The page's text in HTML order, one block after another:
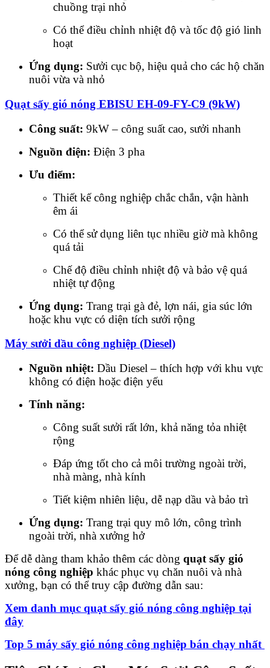
chuồng trại nhỏ
Có thể điều chỉnh nhiệt độ và tốc độ gió linh
hoạt
Ứng dụng: Sưởi cục bộ, hiệu quả cho các hộ chăn
nuôi vừa và nhỏ
Quạt sấy gió nóng EBISU EH-09-FY-C9 (9kW)
Công suất: 9kW – công suất cao, sưởi nhanh
Nguồn điện: Điện 3 pha
Ưu điểm:
Thiết kế công nghiệp chắc chắn, vận hành
êm ái
Có thể sử dụng liên tục nhiều giờ mà không
quá tải
Chế độ điều chỉnh nhiệt độ và bảo vệ quá
nhiệt tự động
Ứng dụng: Trang trại gà đẻ, lợn nái, gia súc lớn
hoặc khu vực có diện tích sưởi rộng
Máy sưởi dầu công nghiệp (Diesel)
Nguồn nhiệt: Dầu Diesel – thích hợp với khu vực
không có điện hoặc điện yếu
Tính năng:
Công suất sưởi rất lớn, khả năng tỏa nhiệt
rộng
Đáp ứng tốt cho cả môi trường ngoài trời,
nhà màng, nhà kính
Tiết kiệm nhiên liệu, dễ nạp dầu và bảo trì
Ứng dụng: Trang trại quy mô lớn, công trình
ngoài trời, nhà xưởng hở
Để dễ dàng tham khảo thêm các dòng quạt sấy gió
nóng công nghiệp khác phục vụ chăn nuôi và nhà
xưởng, bạn có thể truy cập đường dẫn sau:
Xem danh mục quạt sấy gió nóng công nghiệp tại
đây
Top 5 máy sấy gió nóng công nghiệp bán chạy nhất